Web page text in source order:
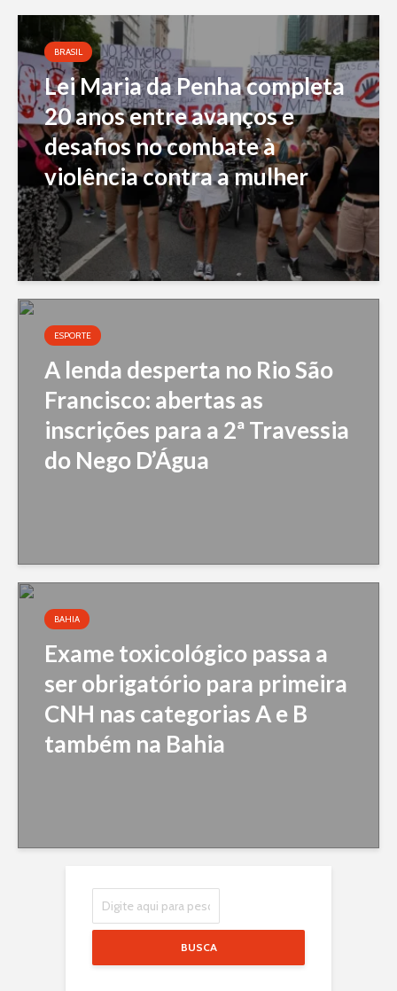
BRASIL
Lei Maria da Penha completa
20 anos entre avanços e
desafios no combate à
violência contra a mulher
ESPORTE
A lenda desperta no Rio São
Francisco: abertas as
inscrições para a 2ª Travessia
do Nego D’Água
BAHIA
Exame toxicológico passa a
ser obrigatório para primeira
CNH nas categorias A e B
também na Bahia
BUSCA